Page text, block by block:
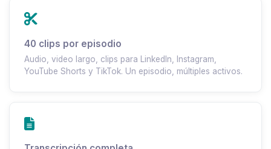
40 clips por episodio
Audio, video largo, clips para LinkedIn, Instagram,
YouTube Shorts y TikTok. Un episodio, múltiples activos.